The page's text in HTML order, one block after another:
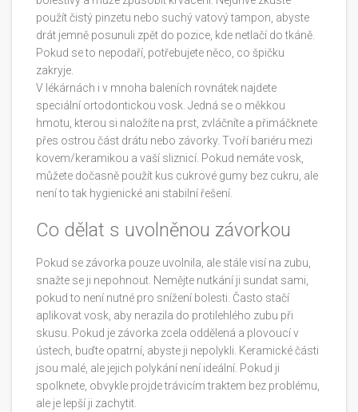
použít čistý pinzetu nebo suchý vatový tampon, abyste
drát jemně posunuli zpět do pozice, kde netlačí do tkáně.
Pokud se to nepodaří, potřebujete něco, co špičku
zakryje.
V lékárnách i v mnoha baleních rovnátek najdete
speciální ortodontickou vosk. Jedná se o měkkou
hmotu, kterou si naložíte na prst, zvláčníte a přimáčknete
přes ostrou část drátu nebo závorky. Tvoří bariéru mezi
kovem/keramikou a vaší sliznicí. Pokud nemáte vosk,
můžete dočasně použít kus cukrové gumy bez cukru, ale
není to tak hygienické ani stabilní řešení.
Co dělat s uvolněnou závorkou
Pokud se závorka pouze uvolnila, ale stále visí na zubu,
snažte se ji nepohnout. Nemějte nutkání ji sundat sami,
pokud to není nutné pro snížení bolesti. Často stačí
aplikovat vosk, aby nerazila do protilehlého zubu při
skusu. Pokud je závorka zcela oddělená a plovoucí v
ústech, buďte opatrní, abyste ji nepolykli. Keramické části
jsou malé, ale jejich polykání není ideální. Pokud ji
spolknete, obvykle projde trávicím traktem bez problému,
ale je lepší ji zachytit.